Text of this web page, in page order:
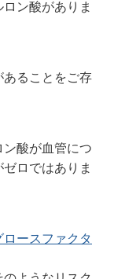
ン酸がありま
ることをご存
酸が血管につ
ロではありま
ロースファクタ